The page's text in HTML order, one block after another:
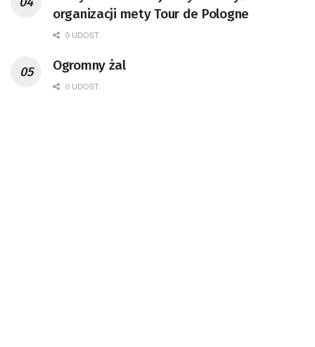
organizacji mety Tour de Pologne
0 UDOST.
Ogromny żal
0 UDOST.